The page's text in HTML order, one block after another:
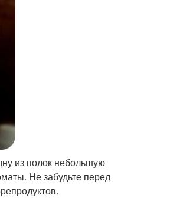
из полок небольшую
Не забудьте перед